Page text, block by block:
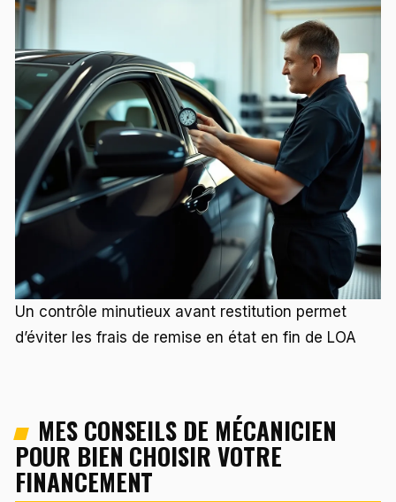
Un contrôle minutieux avant restitution permet
d’éviter les frais de remise en état en fin de LOA
MES CONSEILS DE MÉCANICIEN
POUR BIEN CHOISIR VOTRE
FINANCEMENT